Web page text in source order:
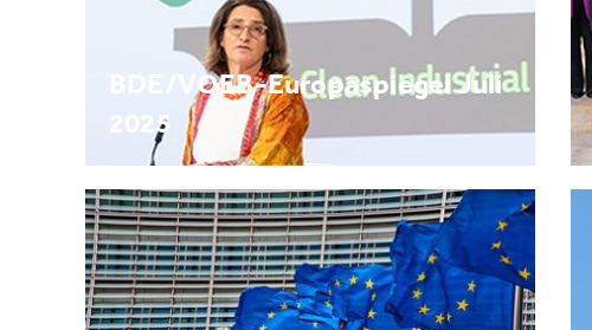
BDE/VOEB-Europaspiegel Juli
2025